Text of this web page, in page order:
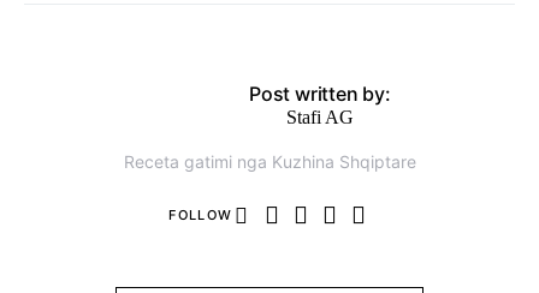
Post written by:
Stafi AG
Receta gatimi nga Kuzhina Shqiptare
FOLLOW